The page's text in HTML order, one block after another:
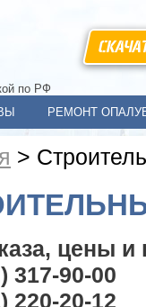
по РФ
РЕМОНТ
>
цены и
317-90-00
220-20-12